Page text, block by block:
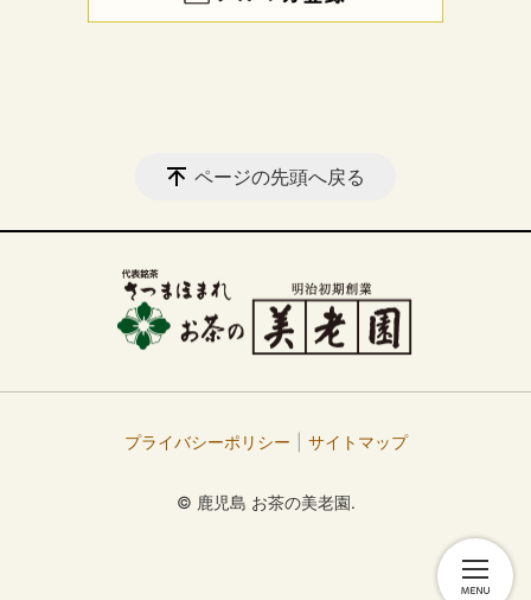
ページの先頭へ戻る
プライバシーポリシー サイトマップ
© 鹿児島 お茶の美老園.